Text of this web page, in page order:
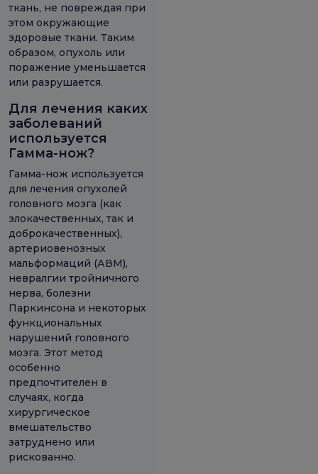
ткань, не повреждая при
этом окружающие
здоровые ткани. Таким
образом, опухоль или
поражение уменьшается
или разрушается.
Для лечения каких
заболеваний
используется
Гамма-нож?
Гамма-нож используется
для лечения опухолей
головного мозга (как
злокачественных, так и
доброкачественных),
артериовенозных
мальформаций (АВМ),
невралгии тройничного
нерва, болезни
Паркинсона и некоторых
функциональных
нарушений головного
мозга. Этот метод
особенно
предпочтителен в
случаях, когда
хирургическое
вмешательство
затруднено или
рискованно.